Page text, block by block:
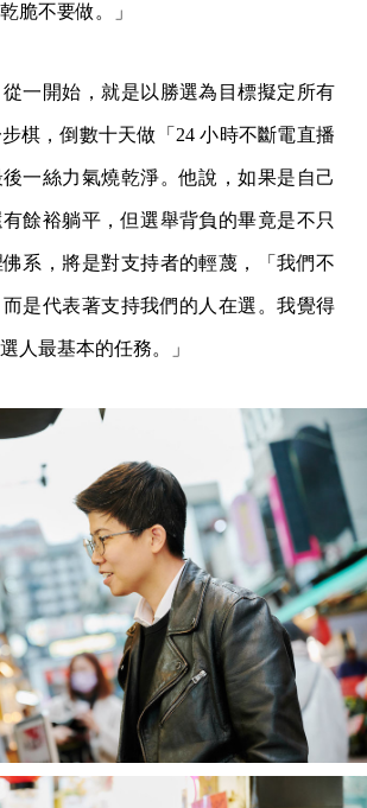
脆不要做。」
一開始，就是以勝選為目標擬定所有
棋，倒數十天做「24 小時不斷電直播
一絲力氣燒乾淨。他說，如果是自己
餘裕躺平，但選舉背負的畢竟是不只
系，將是對支持者的輕蔑，「我們不
是代表著支持我們的人在選。我覺得
人最基本的任務。」